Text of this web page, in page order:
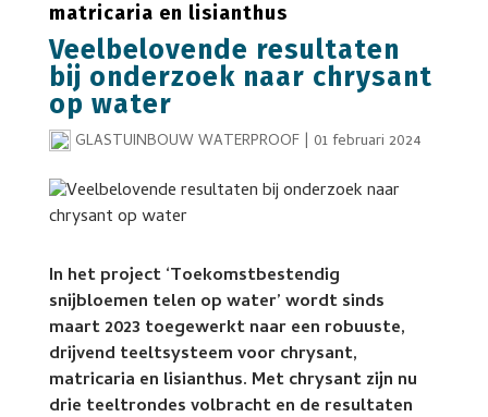
matricaria en lisianthus
Veelbelovende resultaten
bij onderzoek naar chrysant
op water
GLASTUINBOUW WATERPROOF| 01 februari 2024
In het project ‘Toekomstbestendig
snijbloemen telen op water’ wordt sinds
maart 2023 toegewerkt naar een robuuste,
drijvend teeltsysteem voor chrysant,
matricaria en lisianthus. Met chrysant zijn nu
drie teeltrondes volbracht en de resultaten